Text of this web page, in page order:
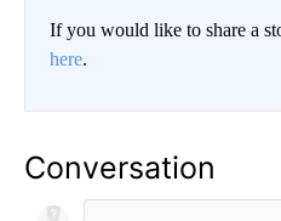
If you would like to share a
here.
Conversation